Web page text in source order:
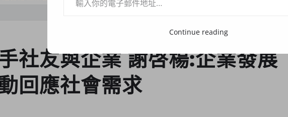
社友與企業 謝啓楊:企業發展
回應社會需求
Continue reading